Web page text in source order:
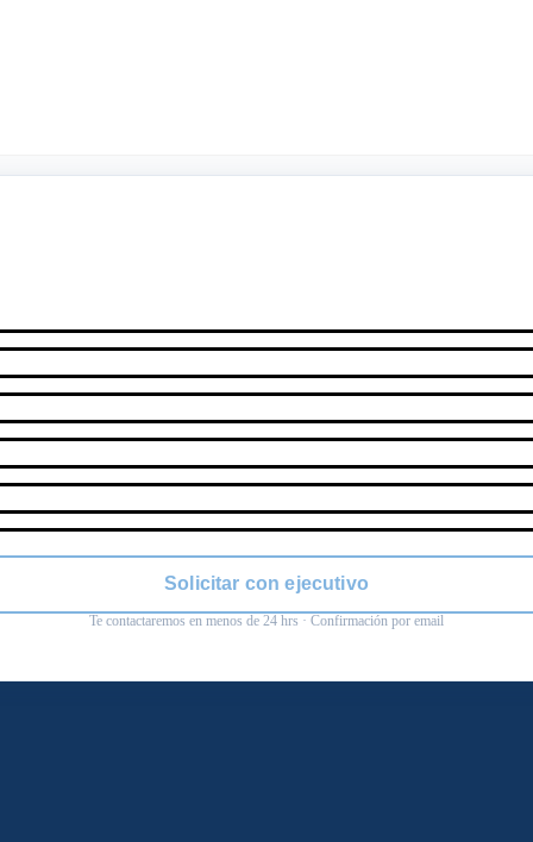
Solicitar con ejecutivo
Te contactaremos en menos de 24 hrs · Confirmación por email